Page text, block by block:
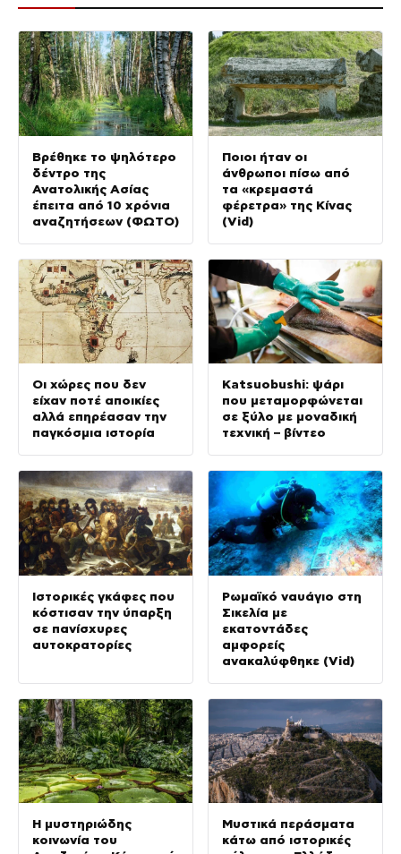
Βρέθηκε το ψηλότερο
δέντρο της
Ανατολικής Ασίας
έπειτα από 10 χρόνια
αναζητήσεων (ΦΩΤΟ)
Ποιοι ήταν οι
άνθρωποι πίσω από
τα «κρεμαστά
φέρετρα» της Κίνας
(Vid)
Οι χώρες που δεν
είχαν ποτέ αποικίες
αλλά επηρέασαν την
παγκόσμια ιστορία
Katsuobushi: ψάρι
που μεταμορφώνεται
σε ξύλο με μοναδική
τεχνική – βίντεο
Ιστορικές γκάφες που
κόστισαν την ύπαρξη
σε πανίσχυρες
αυτοκρατορίες
Ρωμαϊκό ναυάγιο στη
Σικελία με
εκατοντάδες
αμφορείς
ανακαλύφθηκε (Vid)
Η μυστηριώδης
κοινωνία του
Μυστικά περάσματα
κάτω από ιστορικές